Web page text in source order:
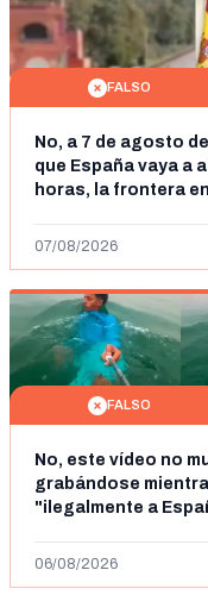
FALSO
No, a 7 de agosto
que España vaya a
horas, la frontera
07/08/2026
FALSO
No, este vídeo no
grabándose
"ilegalmente a
06/08/2026